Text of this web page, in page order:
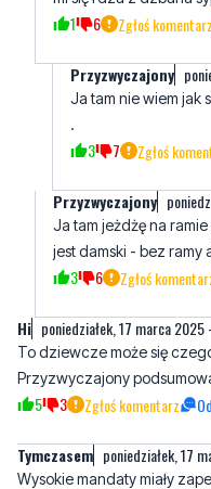
Ryży poniedziałek, 17
mi się rdza z dzbana
1 6 Zgłoś
Przyzwyczajony
.
3 7 Zgłoś
Przyzwyczajony
jest damski - bez ramy
3 6 Zgłoś
Hi poniedziałek, 17 marca 2025
Przyzwyczajony
5 3 Zgłoś komentarz